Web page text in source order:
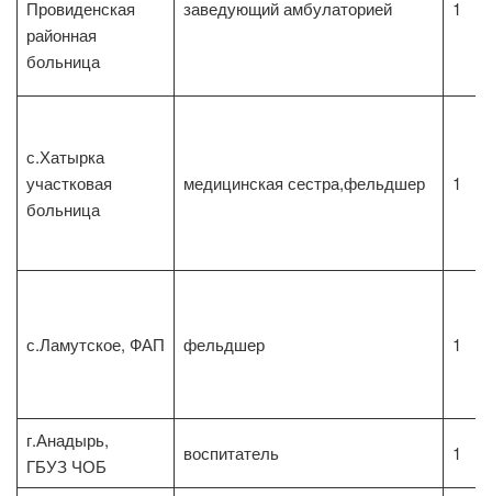
Провиденская
районная
больница
заведующий амбулаторией 1
с.Хатырка
участковая
больница
медицинская сестра,фельдшер 1
с.Ламутское, ФАП фельдшер 1
г.Анадырь,
ГБУЗ ЧОБ
воспитатель 1